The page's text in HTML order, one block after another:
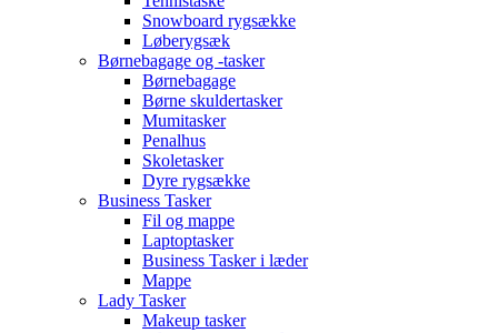
Snowboard rygsække
Løberygsæk
Børnebagage og -tasker
Børnebagage
Børne skuldertasker
Mumitasker
Penalhus
Skoletasker
Dyre rygsække
Business Tasker
Fil og mappe
Laptoptasker
Business Tasker i læder
Mappe
Lady Tasker
Makeup tasker